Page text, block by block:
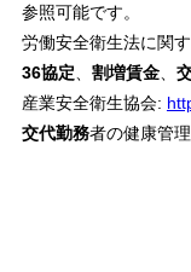
参照可能です。
労働安全衛生法に関
36協定
割増賃金、
産業安全衛生協会:
交代勤務者の健康管